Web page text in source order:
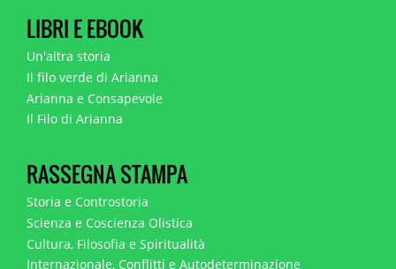
LIBRI E EBOOK
Un'altra storia
Il filo verde di Arianna
Arianna e Consapevole
Il Filo di Arianna
RASSEGNA STAMPA
Storia e Controstoria
Scienza e Coscienza Olistica
Cultura, Filosofia e Spiritualità
Internazionale, Conflitti e Autodeterminazione